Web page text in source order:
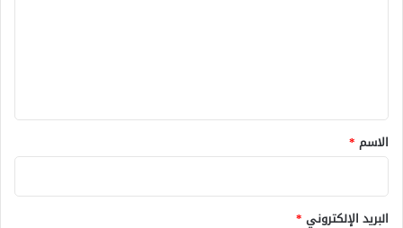
*
الاسم *
البريد الإلكتروني *